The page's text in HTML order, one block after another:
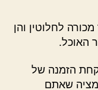
לחלוטין והן
האוכל.
הזמנה של
שאתם